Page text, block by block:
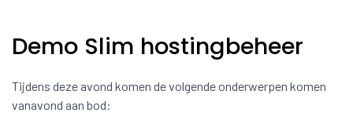
Demo Slim hostingbeheer
Tijdens deze avond komen de volgende onderwerpen komen
vanavond aan bod: